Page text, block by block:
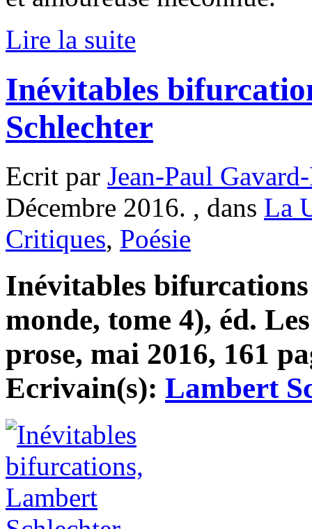
Lire la suite
Inévitables
Schlechter
Ecrit par Jean-Paul
Décembre 2016. , dans La
Critiques, Poésie
Inévitables
monde, tome 4), éd.
prose, mai 2016, 161
Ecrivain(s): Lambert